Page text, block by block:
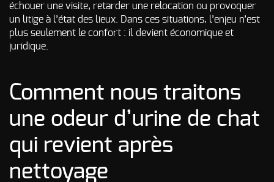
échouer une visite, retarder une relocation ou provoquer
un litige à l’état des lieux. Dans ces situations, l’enjeu n’est
plus seulement le confort : il devient économique et
juridique.
Comment nous traitons
une odeur d’urine de chat
qui revient après
nettoyage